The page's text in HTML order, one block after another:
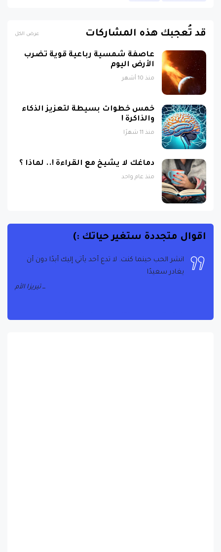
قد تُعجبك هذه المشاركات عرض الكل
عاصفة شمسية رباعية قوية تضرب
الأرض اليوم
منذ 10 أشهر
خمس خطوات بسيطة لتعزيز الذكاء
والذاكرة !
منذ 11 شهرًا
دماغك لا يشيخ مع القراءة !.. لماذا ؟
منذ عام واحد
اقوال متجددة ستغير حياتك :)
انشر الحب حينما كنت. لا تدع أحد يأتي إليك أبدًا دون أن
يغادر سعيدًا
تيريزا الأم